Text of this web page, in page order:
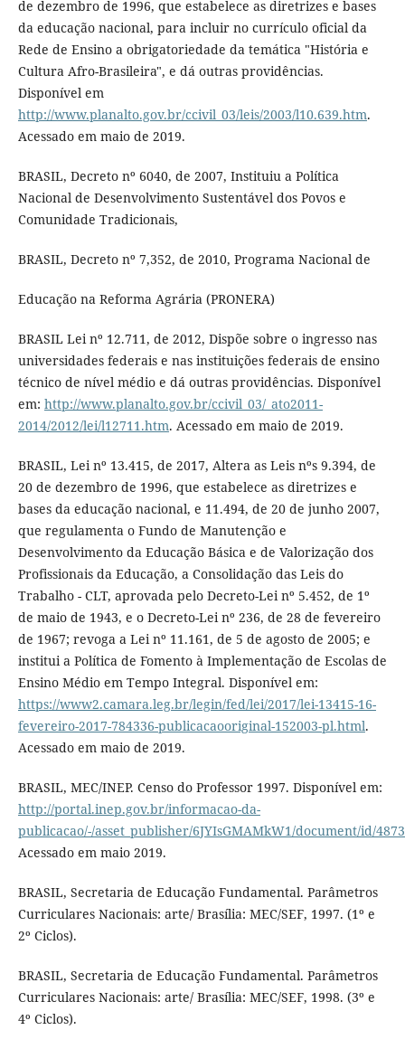
de dezembro de 1996, que estabelece as diretrizes e bases
da educação nacional, para incluir no currículo oficial da
Rede de Ensino a obrigatoriedade da temática "História e
Cultura Afro-Brasileira", e dá outras providências.
Disponível em
http://www.planalto.gov.br/ccivil_03/leis/2003/l10.639.htm.
Acessado em maio de 2019.
BRASIL, Decreto nº 6040, de 2007, Instituiu a Política
Nacional de Desenvolvimento Sustentável dos Povos e
Comunidade Tradicionais,
BRASIL, Decreto nº 7,352, de 2010, Programa Nacional de
Educação na Reforma Agrária (PRONERA)
BRASIL Lei nº 12.711, de 2012, Dispõe sobre o ingresso nas
universidades federais e nas instituições federais de ensino
técnico de nível médio e dá outras providências. Disponível
em: http://www.planalto.gov.br/ccivil_03/_ato2011-
2014/2012/lei/l12711.htm. Acessado em maio de 2019.
BRASIL, Lei nº 13.415, de 2017, Altera as Leis nºs 9.394, de
20 de dezembro de 1996, que estabelece as diretrizes e
bases da educação nacional, e 11.494, de 20 de junho 2007,
que regulamenta o Fundo de Manutenção e
Desenvolvimento da Educação Básica e de Valorização dos
Profissionais da Educação, a Consolidação das Leis do
Trabalho - CLT, aprovada pelo Decreto-Lei nº 5.452, de 1º
de maio de 1943, e o Decreto-Lei nº 236, de 28 de fevereiro
de 1967; revoga a Lei nº 11.161, de 5 de agosto de 2005; e
institui a Política de Fomento à Implementação de Escolas de
Ensino Médio em Tempo Integral. Disponível em:
https://www2.camara.leg.br/legin/fed/lei/2017/lei-13415-16-
fevereiro-2017-784336-publicacaooriginal-152003-pl.html.
Acessado em maio de 2019.
BRASIL, MEC/INEP. Censo do Professor 1997. Disponível em:
http://portal.inep.gov.br/informacao-da-
publicacao/-/asset_publisher/6JYIsGMAMkW1/document/id/
Acessado em maio 2019.
BRASIL, Secretaria de Educação Fundamental. Parâmetros
Curriculares Nacionais: arte/ Brasília: MEC/SEF, 1997. (1º e
2º Ciclos).
BRASIL, Secretaria de Educação Fundamental. Parâmetros
Curriculares Nacionais: arte/ Brasília: MEC/SEF, 1998. (3º e
4º Ciclos).